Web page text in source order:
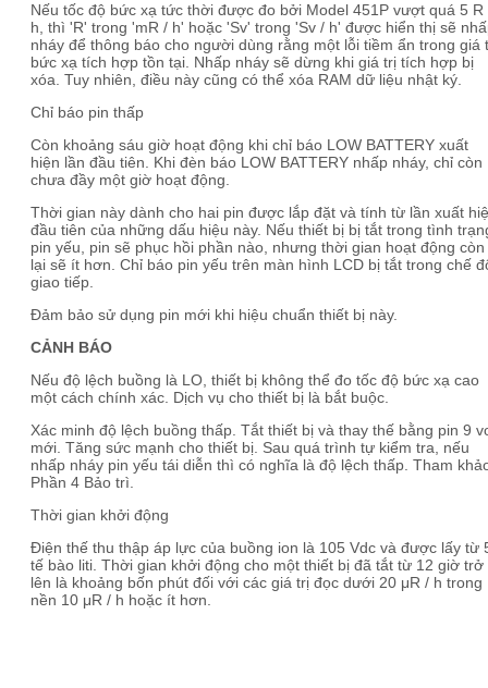
Nếu tốc độ bức xạ tức thời được đo bởi Model 451P vượt quá 5 R
h, thì 'R' trong 'mR / h' hoặc 'Sv' trong 'Sv / h' được hiển thị sẽ
nháy để thông báo cho người dùng rằng một lỗi tiềm ẩn trong giá
bức xạ tích hợp tồn tại. Nhấp nháy sẽ dừng khi giá trị tích hợp bị
xóa. Tuy nhiên, điều này cũng có thể xóa RAM dữ liệu nhật ký.
Chỉ báo pin thấp
Còn khoảng sáu giờ hoạt động khi chỉ báo LOW BATTERY xuất
hiện lần đầu tiên. Khi đèn báo LOW BATTERY nhấp nháy, chỉ còn
chưa đầy một giờ hoạt động.
Thời gian này dành cho hai pin được lắp đặt và tính từ lần xuất
đầu tiên của những dấu hiệu này. Nếu thiết bị bị tắt trong tình
pin yếu, pin sẽ phục hồi phần nào, nhưng thời gian hoạt động còn
lại sẽ ít hơn. Chỉ báo pin yếu trên màn hình LCD bị tắt trong chế
giao tiếp.
Đảm bảo sử dụng pin mới khi hiệu chuẩn thiết bị này.
CẢNH BÁO
Nếu độ lệch buồng là LO, thiết bị không thể đo tốc độ bức xạ cao
một cách chính xác. Dịch vụ cho thiết bị là bắt buộc.
Xác minh độ lệch buồng thấp. Tắt thiết bị và thay thế bằng pin 9
mới. Tăng sức mạnh cho thiết bị. Sau quá trình tự kiểm tra, nếu
nhấp nháy pin yếu tái diễn thì có nghĩa là độ lệch thấp. Tham
Phần 4 Bảo trì.
Thời gian khởi động
Điện thế thu thập áp lực của buồng ion là 105 Vdc và được lấy từ
tế bào liti. Thời gian khởi động cho một thiết bị đã tắt từ 12 giờ trở
lên là khoảng bốn phút đối với các giá trị đọc dưới 20 μR / h trong
nền 10 μR / h hoặc ít hơn.